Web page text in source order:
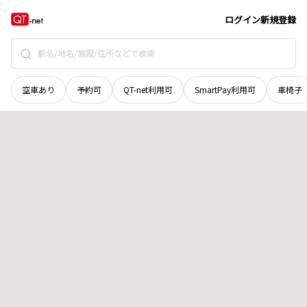
ログイン新規登録
空車あり 予約可 QT-net利用可 SmartPay利用可 車椅子
広島県